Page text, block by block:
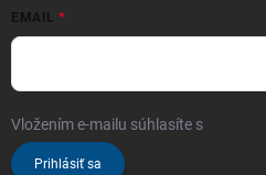
EMAIL
Vložením e-mailu súhlasíte s
Prihlásiť sa